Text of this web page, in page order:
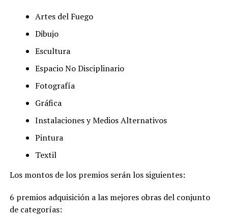
Artes del Fuego
Dibujo
Escultura
Espacio No Disciplinario
Fotografía
Gráfica
Instalaciones y Medios Alternativos
Pintura
Textil
Los montos de los premios serán los siguientes:
6 premios adquisición a las mejores obras del conjunto
de categorías: